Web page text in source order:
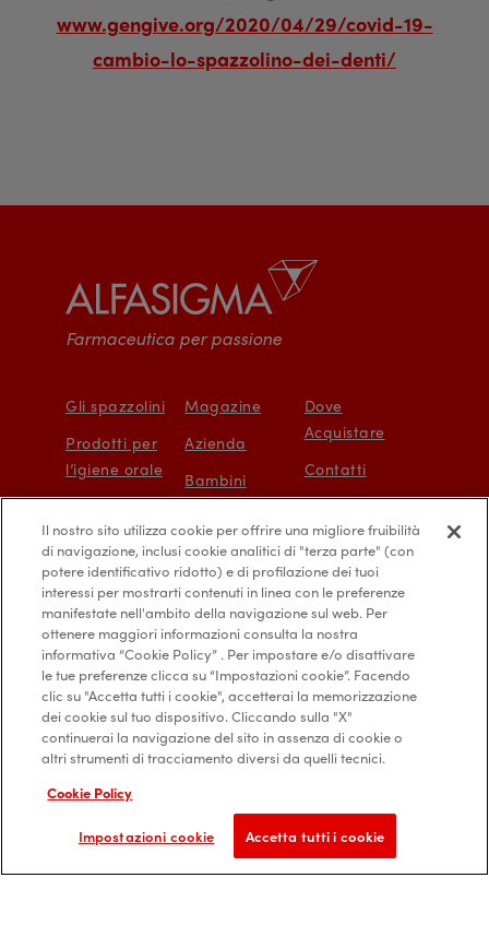
www.gengive.org/2020/04/29/covid-19-
cambio-lo-spazzolino-dei-denti/
Farmaceutica per passione
Gli spazzolini
Prodotti per
l’igiene orale
Protezione e
prevenzione
Magazine
Azienda
Bambini
Dove
Acquistare
Contatti
Mappa del sito
Accessibilità
digitale
Privacy Policy
Diritti degli interessati
Cookie Policy
Credits
© 2019 Alfasigma Spa. p.iva 03432221202
Il nostro sito utilizza cookie per offrire una migliore fruibilità
di navigazione, inclusi cookie analitici di "terza parte" (con
potere identificativo ridotto) e di profilazione dei tuoi
interessi per mostrarti contenuti in linea con le preferenze
manifestate nell'ambito della navigazione sul web. Per
ottenere maggiori informazioni consulta la nostra
informativa “Cookie Policy” . Per impostare e/o disattivare
le tue preferenze clicca su “Impostazioni cookie”. Facendo
clic su "Accetta tutti i cookie", accetterai la memorizzazione
dei cookie sul tuo dispositivo. Cliccando sulla "X"
continuerai la navigazione del sito in assenza di cookie o
altri strumenti di tracciamento diversi da quelli tecnici.
Cookie Policy
Impostazioni cookie Accetta tutti i cookie